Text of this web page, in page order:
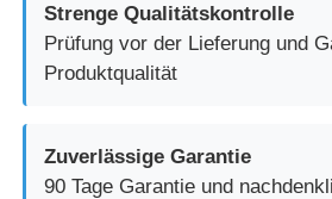
Strenge Qualitätskontrolle
Prüfung vor der Lieferung und
Produktqualität
Zuverlässige Garantie
90 Tage Garantie und